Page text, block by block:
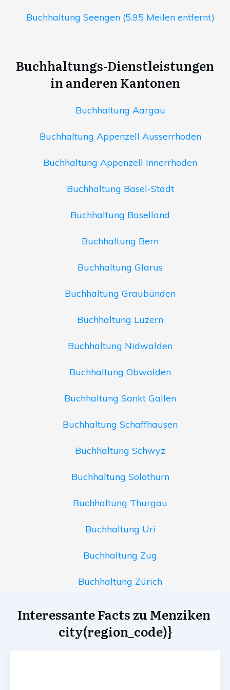
Buchhaltung Seengen (5.95 Meilen entfernt)
Buchhaltungs-Dienstleistungen
in anderen Kantonen
Buchhaltung Aargau
Buchhaltung Appenzell Ausserrhoden
Buchhaltung Appenzell Innerrhoden
Buchhaltung Basel-Stadt
Buchhaltung Baselland
Buchhaltung Bern
Buchhaltung Glarus
Buchhaltung Graubünden
Buchhaltung Luzern
Buchhaltung Nidwalden
Buchhaltung Obwalden
Buchhaltung Sankt Gallen
Buchhaltung Schaffhausen
Buchhaltung Schwyz
Buchhaltung Solothurn
Buchhaltung Thurgau
Buchhaltung Uri
Buchhaltung Zug
Buchhaltung Zürich
Interessante Facts zu Menziken
city(region_code)}